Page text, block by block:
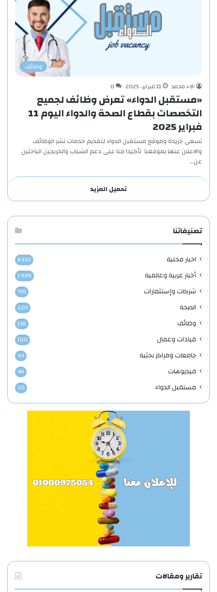
وظائف
آلاء محمد
11 فبراير، 2025 0
«مستقبل الدواء» تعرض وظائف لجميع
التخصصات بقطاع الصحة والدواء اليوم 11
فبراير 2025
تسعى جريدة وموقع مستقبل الدواء لتقديم خدمات نشر الوظائف
والاعلان عنها بموقعنا تأكيدا منا على دعم الشباب والخريجين الباحثين
عن…
تحميل المزيد
تصنيفاتنا
اخبار محلية 6٬110
أخبار عربية وعالمية 1٬999
شركات وإستثمارات 770
الصحة 220
وظائف 136
قيادات وعمال 100
جامعات ومراكز بحثية 63
فيديوهات 46
مستقبل الدواء 20
تقارير ومقالات